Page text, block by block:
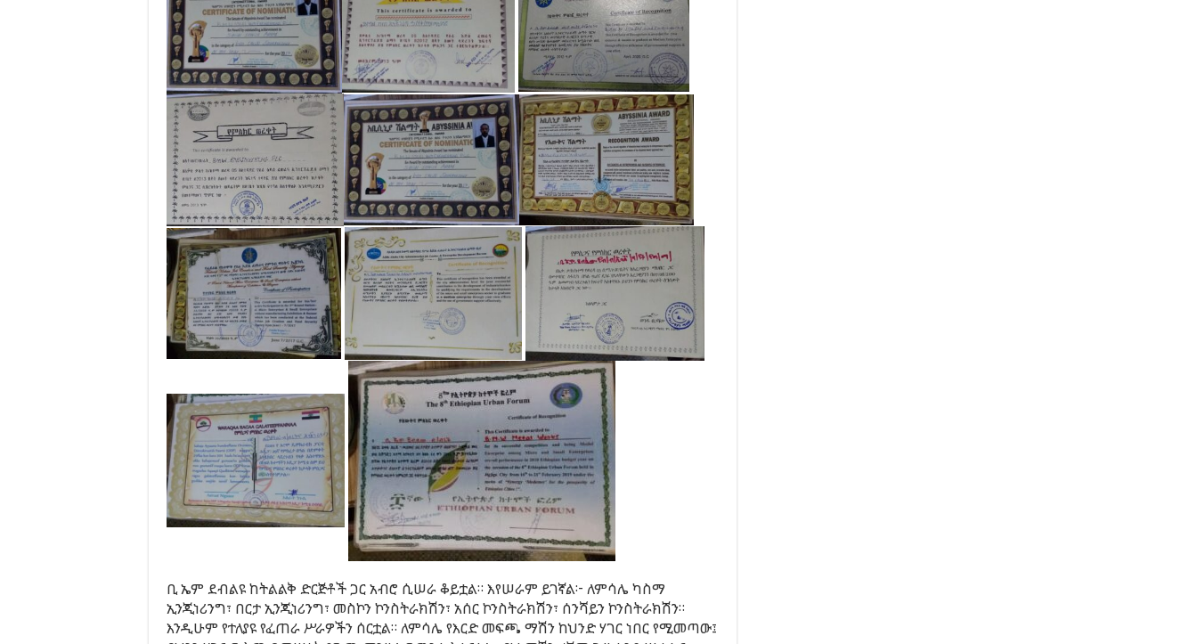
ቢ ኤም ደብልዩ ከትልልቅ ድርጅቶች ጋር አብሮ ሲሠራ ቆይቷል። እየሠራም ይገኛል፦ ለምሳሌ ካስማ
ኢንጂነሪንግ፣ በርታ ኢንጂነሪንግ፣ መስኮን ኮንስትራክሽን፣ አሰር ኮንስትራክሽን፣ ሰንሻይን ኮንስትራክሽን።
እንዲሁም የተለያዩ የፈጠራ ሥራዎችን ሰርቷል። ለምሳሌ የእርድ መፍጫ ማሽን ከህንድ ሃገር ነበር የሚመጣው፤